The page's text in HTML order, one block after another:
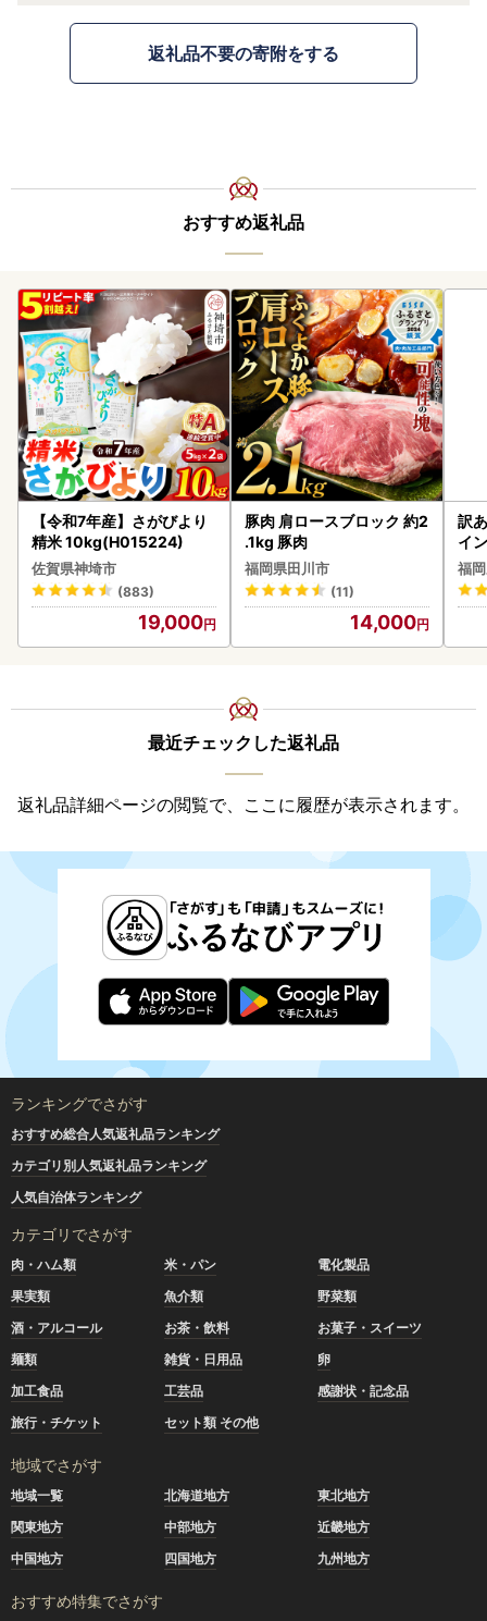
返礼品不要の寄附をする
おすすめ返礼品
【令和7年産】さがびより
精米 10kg(H015224)
佐賀県神埼市
(883)
19,000
豚肉 肩ロースブロック 約2
.1kg 豚肉
福岡県田川市
(11)
14,000
訳
イ
福
最近チェックした返礼品
返礼品詳細ページの閲覧で、ここに履歴が表示されます。
ランキングでさがす
おすすめ総合人気返礼品ランキング
カテゴリ別人気返礼品ランキング
人気自治体ランキング
カテゴリでさがす
肉・ハム類 米・パン
電化製品
果実類
魚介類
野菜類
酒・アルコール
お茶・飲料
お菓子・スイーツ
麺類
雑貨・日用品
卵
加工食品
工芸品
感謝状・記念品
旅行・チケット
セット類 その他
地域でさがす
地域一覧 北海道地方
東北地方
関東地方
中部地方
近畿地方
中国地方
四国地方 九州地方
おすすめ特集でさがす